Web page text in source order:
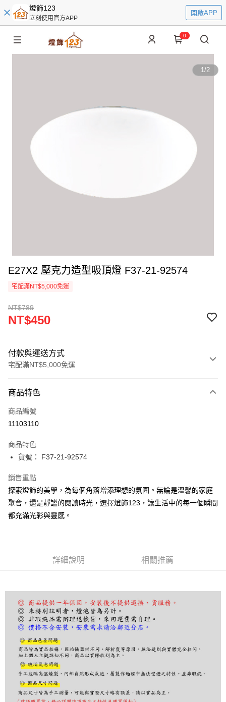
燈飾123
立刻使用官方APP
開啟APP
0
1/2
E27X2 壓克力造型吸頂燈 F37-21-92574
宅配滿NT$5,000免運
NT$789
NT$450
付款與運送方式
宅配滿NT$5,000免運
信用卡一次付款
LINE Pay
街口支付
悠遊付
Google Pay
全盈+PAY
AFTEE先享後付是「在收到商品之後才付款」的支付方式。 讓您購物簡單
３．安心：先確認商品／服務後，再付款。
【「AFTEE先享後付」結帳流程】
１．於結帳方式選擇「AFTEE先享後付」後，將跳轉至「AFTEE先享後付」
２．訂單成立數日內，您將收到繳費通知簡訊。
３．收到繳費通知簡訊後14天內，點擊此簡訊中的連結，可透過四大超商／
ATM／網路銀行／等多元方式進行付款，方視為交易完成。
※ 請注意：結帳手續完成當下不需立刻繳費，但若您需要取消訂單，請聯絡
購買商品的店家。未經商家同意取消之訂單仍視為有效，需透過AFTEE先享
後付繳納相關費用。
※ 交易是否成功請以「AFTEE先享後付 」之結帳頁面顯示為準，若有關於
宅配
每筆NT$180，滿NT$5,000(含以上)免運費
商品特色
商品編號
11103110
商品特色
貨號： F37-21-92574
銷售重點
探索燈飾的美學，為每個角落增添理想的氛圍。無論是溫馨的家庭
聚會，還是靜謐的閱讀時光，選擇燈飾123，讓生活中的每一個瞬間
都充滿光彩與靈感。
詳細說明 相關推薦